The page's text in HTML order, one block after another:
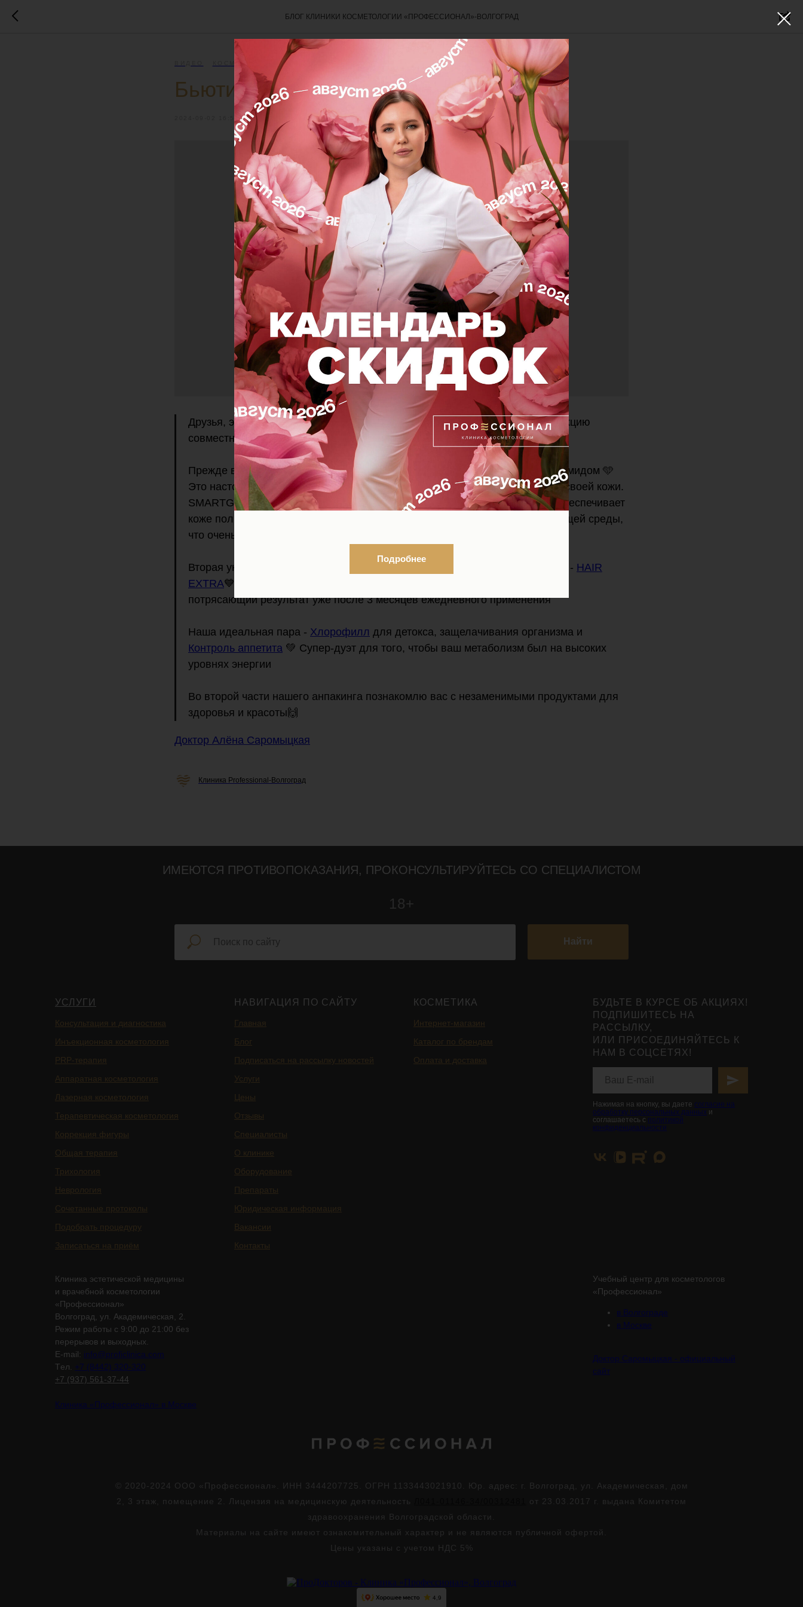
БЛОГ КЛИНИКИ КОСМЕТОЛОГИИ «ПРОФЕССИОНАЛ»-ВОЛГОГРАД
КОСМЕТИКА И БАДЫ
Бьюти-анпакинг. Часть 1
Друзья, это первая часть нашего анпакинга, хочу показать вам нашу продукцию
совместно с компаниейPROLIFEANDSKIN
Прежде всего, это наша абсолютная новинка - крем SMARTGLO с ниацинамидом 🩵
Это настоящая находка для тех, кто хочет сохранить молодость и красоту своей кожи.
SMARTGLO не только эффективно борется с признаками старения, но и обеспечивает
коже полноценный уход, защищая ее от негативных воздействий окружающей среды,
что очень важно при нашем активном ритме жизни
Вторая уникальная новинка создана специально для красоты ваших волос - HAIR
EXTRA💙 Богатейший состав для питания, утолщения волос. Вы увидите
потрясающий результат уже после 3 месяцев ежедневного применения
Наша идеальная пара - Хлорофилл для детокса, защелачивания организма и
Контроль аппетита 💚 Супер-дуэт для того, чтобы ваш метаболизм был на высоких
уровнях энергии
Во второй части нашего анпакинга познакомлю вас с незаменимыми продуктами для
здоровья и красоты🙌
Доктор Алёна Саромыцкая
Клиника Professional-Волгоград
ИМЕЮТСЯ ПРОТИВОПОКАЗАНИЯ, ПРОКОНСУЛЬТИРУЙТЕСЬ СО СПЕЦИАЛИСТОМ
18+
Найти
УСЛУГИ
Консультация и диагностика
Инъекционная косметология
PRP-терапия
Аппаратная косметология
Лазерная косметология
Терапевтическая косметология
Коррекция фигуры
Общая терапия
Трихология
Неврология
Сочетанные протоколы
Подобрать процедуру
Записаться на приём
НАВИГАЦИЯ ПО САЙТУ
Главная
Блог
Подписаться на рассылку новостей
Услуги
Цены
Отзывы
Специалисты
О клинике
Оборудование
Препараты
Юридическая информация
Вакансии
Контакты
КОСМЕТИКА
Интернет-магазин
Каталог по брендам
Оплата и доставка
БУДЬТЕ В КУРСЕ ОБ АКЦИЯХ!
ПОДПИШИТЕСЬ НА
РАССЫЛКУ,
ИЛИ ПРИСОЕДИНЯЙТЕСЬ К
НАМ В СОЦСЕТЯХ!
Нажимая на кнопку, вы даете согласие на
обработку персональных данных и
соглашаетесь с политикой
конфиденциальности
Клиника эстетической медицины
и врачебной косметологии
«Профессионал»
Волгоград, ул. Академическая, 2.
Режим работы с 9:00 до 21:00 без
перерывов и выходных.
E-mail: info@proficlinica.com
Tел. +7 (8442) 320-320
+7 (937) 561-37-44
Клиника «Профессионал» в Москве
Учебный центр для косметологов
«Профессионал»
в Волгограде
в Москве
Доктор Саромыцкая - официальный
сайт
© 2020-2024 ООО «Профессионал». ИНН 3444207725. ОГРН 1133443021910. Юр. адрес: г. Волгоград, ул. Академическая, дом
2, 3 этаж, помещение 2. Лицензия на медицинскую деятельность
от 23.03.2017 г. выдана Комитетом
здравоохранения Волгоградской области.
Материалы на сайте имеют ознакомительный характер и не являются публичной офертой.
Цены указаны с учетом НДС 5%
Подробнее